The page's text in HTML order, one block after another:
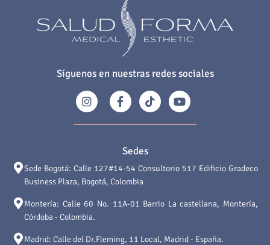
Síguenos en nuestras redes sociales
Sedes
Sede Bogotá: Calle 127#14-54 Consultorio 517 Edificio Gradeco
Business Plaza, Bogotá, Colombia
Montería: Calle 60 No. 11A-01 Barrio La castellana, Montería,
Córdoba - Colombia.
Madrid: Calle del Dr.Fleming, 11 Local, Madrid - España.